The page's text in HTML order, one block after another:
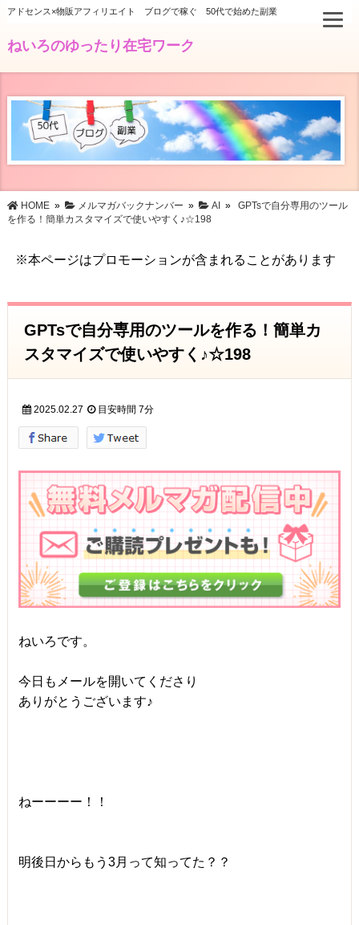
アドセンス×物販アフィリエイト ブログで稼ぐ 50代で始めた副業
ねいろのゆったり在宅ワーク
HOME» メルマガバックナンバー » AI»
GPTsで自分専用のツール
を作る！簡単カスタマイズで使いやすく♪☆198
※本ページはプロモーションが含まれることがあります
GPTsで自分専用のツールを作る！簡単カ
スタマイズで使いやすく♪☆198
2025.02.27 目安時間 7分
ねいろです。
今日もメールを開いてくださり
ありがとうございます♪
ねーーーー！！
明後日からもう3月って知ってた？？